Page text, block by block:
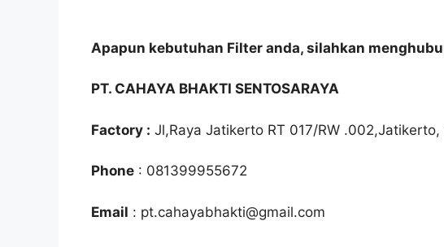
Apapun kebutuhan Filter anda, silahkan
PT. CAHAYA BHAKTI SENTOSARAYA
Factory : Jl,Raya Jatikerto RT 017/RW
Phone : 081399955672
Email : pt.cahayabhakti@gmail.com